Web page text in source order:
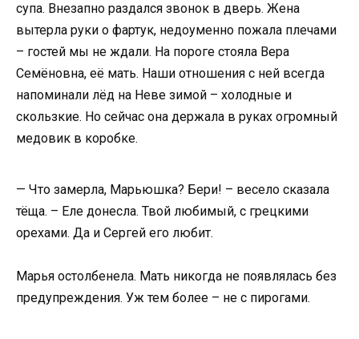
супа. Внезапно раздался звонок в дверь. Жена
вытерла руки о фартук, недоуменно пожала плечами
– гостей мы не ждали. На пороге стояла Вера
Семёновна, её мать. Наши отношения с ней всегда
напоминали лёд на Неве зимой – холодные и
скользкие. Но сейчас она держала в руках огромный
медовик в коробке.
— Что замерла, Марьюшка? Бери! – весело сказала
тёща. – Еле донесла. Твой любимый, с грецкими
орехами. Да и Сергей его любит.
Марья остолбенела. Мать никогда не появлялась без
предупреждения. Уж тем более – не с пирогами.